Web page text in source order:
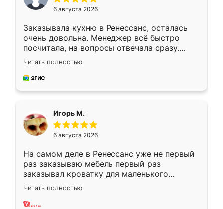
6 августа 2026
Заказывала кухню в Ренессанс, осталась
очень довольна. Менеджер всё быстро
посчитала, на вопросы отвечала сразу.
Замерщик приехал в субботу, подошёл к
делу со всей ответственностью. Собрали
за день, ребята работали аккуратно, даже
Читать полностью
Игорь М.
6 августа 2026
На самом деле в Ренессанс уже не первый
раз заказываю мебель первый раз
заказывал кроватку для маленького
ребёнка при его рождении ,во второй раз
заказал шкаф-купе. По качеству очень
хорошее сборка достаточно быстрая,
Читать полностью